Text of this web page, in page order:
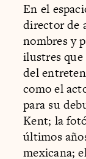
En el
director de
nombres y
ilustres
del
como el
para su
Kent; la
últimos
mexicana;